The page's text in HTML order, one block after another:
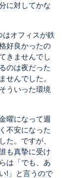
に対してかな
はオフィスが鉄
好良かったの
きませんでし
のは夜だった
せんでした。
ういった環境
曜になって週
不安になった
た。ですが、
も真摯に受け
は「でも、あ
!」と言うので